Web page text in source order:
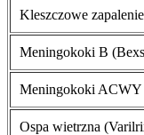
Kleszczowe
Meningokoki B
Meningokoki
Ospa wietrzna